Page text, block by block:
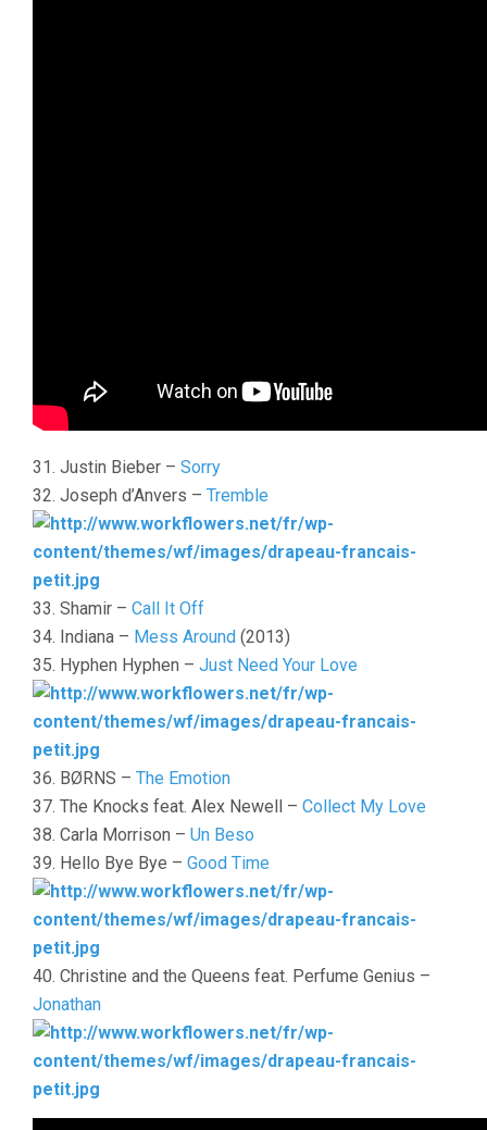
31. Justin Bieber – Sorry
32. Joseph d’Anvers – Tremble
33. Shamir – Call It Off
34. Indiana – Mess Around (2013)
35. Hyphen Hyphen – Just Need Your Love
36. BØRNS – The Emotion
37. The Knocks feat. Alex Newell – Collect My Love
38. Carla Morrison – Un Beso
39. Hello Bye Bye – Good Time
40. Christine and the Queens feat. Perfume Genius –
Jonathan